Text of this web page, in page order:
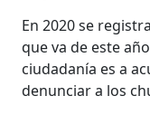
En 2020 se
que va de este
ciudadanía es a
denunciar a los